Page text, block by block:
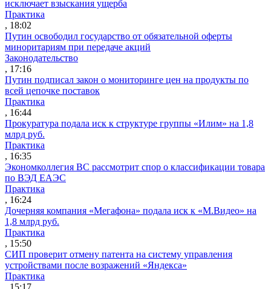
исключает взыскания ущерба
Практика
, 18:02
Путин освободил государство от обязательной оферты
миноритариям при передаче акций
Законодательство
, 17:16
Путин подписал закон о мониторинге цен на продукты по
всей цепочке поставок
Практика
, 16:44
Прокуратура подала иск к структуре группы «Илим» на 1,8
млрд руб.
Практика
, 16:35
Экономколлегия ВС рассмотрит спор о классификации товара
по ВЭД ЕАЭС
Практика
, 16:24
Дочерняя компания «Мегафона» подала иск к «М.Видео» на
1,8 млрд руб.
Практика
, 15:50
СИП проверит отмену патента на систему управления
устройствами после возражений «Яндекса»
Практика
, 15:17